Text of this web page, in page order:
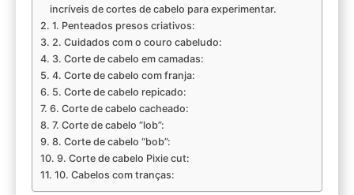
incríveis de cortes de cabelo para experimentar.
1. Penteados presos criativos:
2. Cuidados com o couro cabeludo:
3. Corte de cabelo em camadas:
4. Corte de cabelo com franja:
5. Corte de cabelo repicado:
6. Corte de cabelo cacheado:
7. Corte de cabelo “lob”:
8. Corte de cabelo “bob”:
9. Corte de cabelo Pixie cut:
10. Cabelos com tranças: